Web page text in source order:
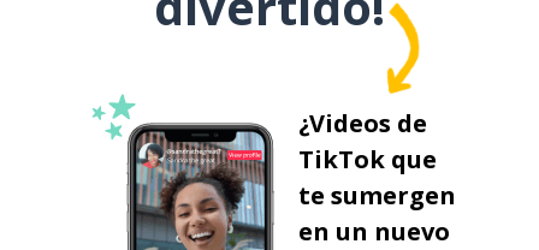
¿Videos de
TikTok que
te sumergen
en un nuevo